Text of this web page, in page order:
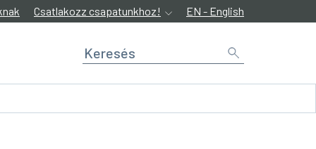
Csatlakozz csapatunkhoz! EN - English